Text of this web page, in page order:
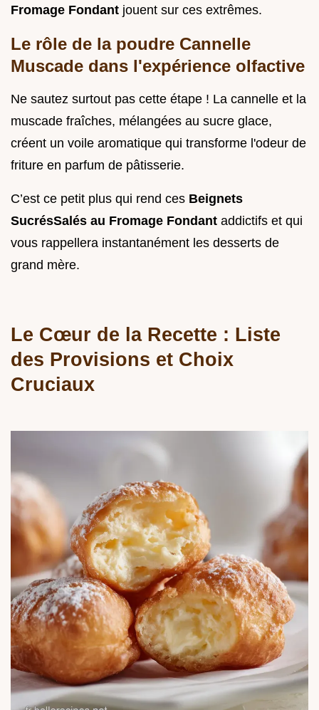
Fromage Fondant jouent sur ces extrêmes.
Le rôle de la poudre Cannelle
Muscade dans l'expérience olfactive
Ne sautez surtout pas cette étape ! La cannelle et la
muscade fraîches, mélangées au sucre glace,
créent un voile aromatique qui transforme l'odeur de
friture en parfum de pâtisserie.
C’est ce petit plus qui rend ces Beignets
SucrésSalés au Fromage Fondant addictifs et qui
vous rappellera instantanément les desserts de
grand mère.
Le Cœur de la Recette : Liste
des Provisions et Choix
Cruciaux